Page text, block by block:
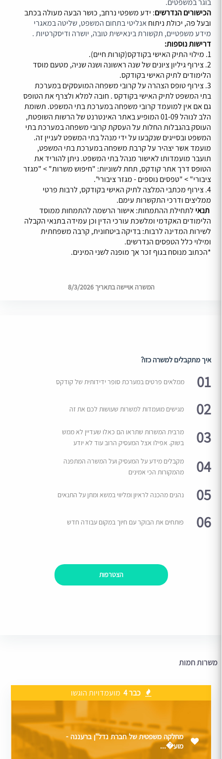
בוגר במשפטים.
הכישורים הנדרשים: ידע משפטי נרחב, כושר הבעה מעולה בכתב
ובעל פה, יכולת ניתוחאנליטי בתחום המשפט, שליטה במאגרי
מידע משפטיים, תקשורת בינאישית טובה, יושרה ודיסקרטיות .
דרישות נוספות:
1. מילוי התיק האישי בקודקס(קורות חיים).
2. צירוף גיליון ציונים של שנה ראשונה ושנה שניה, מטעם מוסד
הלימודים לתיק האישי בקודקס.
3. צירוף טופס הצהרה על קרובי משפחה המועסקים במערכת
בתי המשפט לתיק האישי בקודקס . חובה למלא ולצרף את הטופס
גם אם אין למועמד קרובי משפחה במערכת בתי המשפט. תשומת
הלב לנוהל 01-09 המופיע באתר האינטרנט של הרשות השופטת,
העוסק בהגבלות החלות על העסקת קרובי משפחה במערכת בתי
המשפט ובסייגים שנקבעו על ידי מנהל בתי המשפט לעניין זה.
מועמד אשר יצהיר על קרבת משפחה במערכת בתי המשפט,
תועבר מועמדותו לאישור מנהל בתי המשפט. ניתן להוריד את
הטופס דרך אתר קודקס, תחת לשוניות: "חיפוש משרות" > "מגזר
ציבורי" > "טפסים נוספים - מגזר ציבורי".
4. צירוף מכתבי המלצה לתיק האישי בקודקס, לרבות פרטי
ממליצים ודרכי התקשרות עימם.
תנאי לתחילת ההתמחות: אישור הרשמה להתמחות ממוסד
הלימודים האקדמי ומלשכת עורכי הדין וכן עמידה בתנאי הקבלה
לשירות המדינה לרבות: בדיקה ביטחונית, קרבה משפחתית
ומילוי כלל הטפסים הנדרשים.
*הכתוב מנוסח בגוף זכר אך מופנה לשני המינים.
המשרה אויישה בתאריך 8/3/2026
איך מתקבלים למשרה כזו?
01 ממלאים פרטים במערכת סופר ידידותית של קודקס
02 מגישים מועמדות למשרות שעושות לכם את זה
03
מרבית המשרות שתראו הם כאלו שעדיין לא ממש
בשוק. אפילו אצל המעסיק הרוב עוד לא יודע
04
מקבלים מידע על המעסיק ועל המשרה המתפנה
מהמקורות הכי אמינים
05 נהנים מהכנה לראיון ומליווי במשא ומתן על התנאים
06 פותחים את הבוקר עם חיוך במקום עבודה חדש
הצטרפות
משרות חמות
כבר 4 מועמדויות הוגשו
מחלקה משפטית של חברת נדל"ן ברעננה -
מוע�...